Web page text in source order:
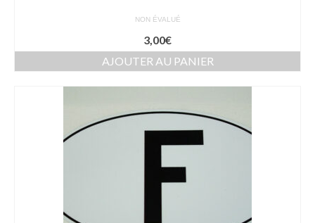
NON ÉVALUÉ
3,00€
AJOUTER AU PANIER